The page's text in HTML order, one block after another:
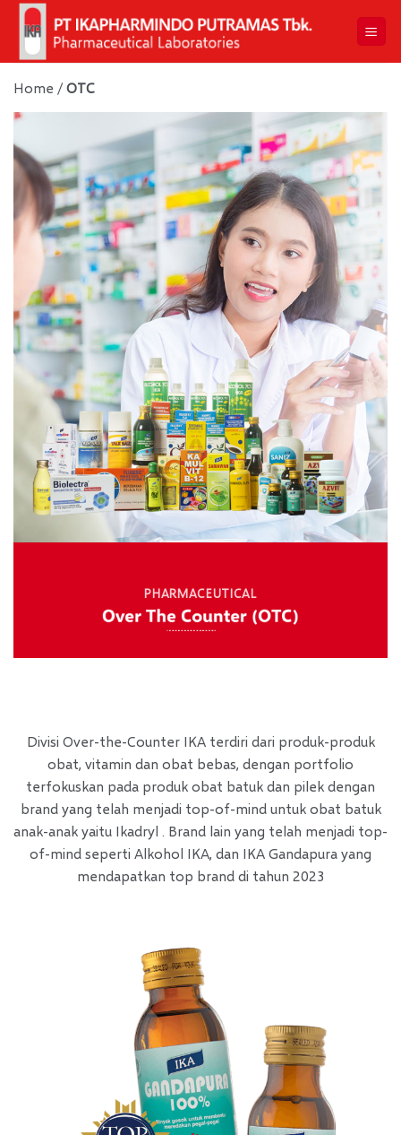
Skip
content
Home / OTC
PHARMACEUTICAL
Divisi Over-the-Counter IKA terdiri dari produk-produk
obat, vitamin dan obat bebas, dengan portfolio
terfokuskan pada produk obat batuk dan pilek dengan
brand yang telah menjadi top-of-mind untuk obat batuk
anak-anak yaitu Ikadryl . Brand lain yang telah menjadi top-
of-mind seperti Alkohol IKA, dan IKA Gandapura yang
mendapatkan top brand di tahun 2023